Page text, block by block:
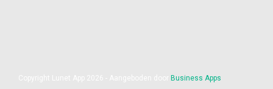
Business Apps